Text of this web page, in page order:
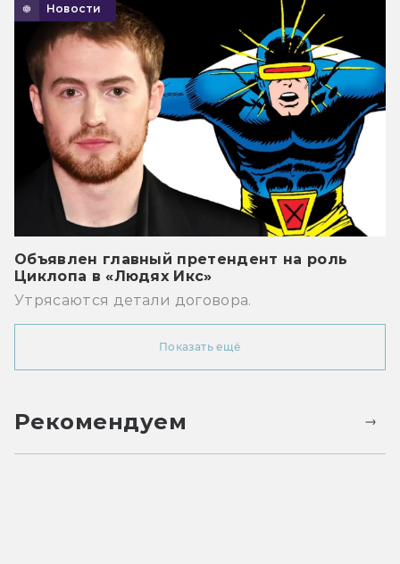
Новости
Объявлен главный претендент на роль
Циклопа в «Людях Икс»
Утрясаются детали договора.
Показать ещё
Рекомендуем